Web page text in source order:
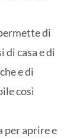
di
casa e di
e di
così
aprire e